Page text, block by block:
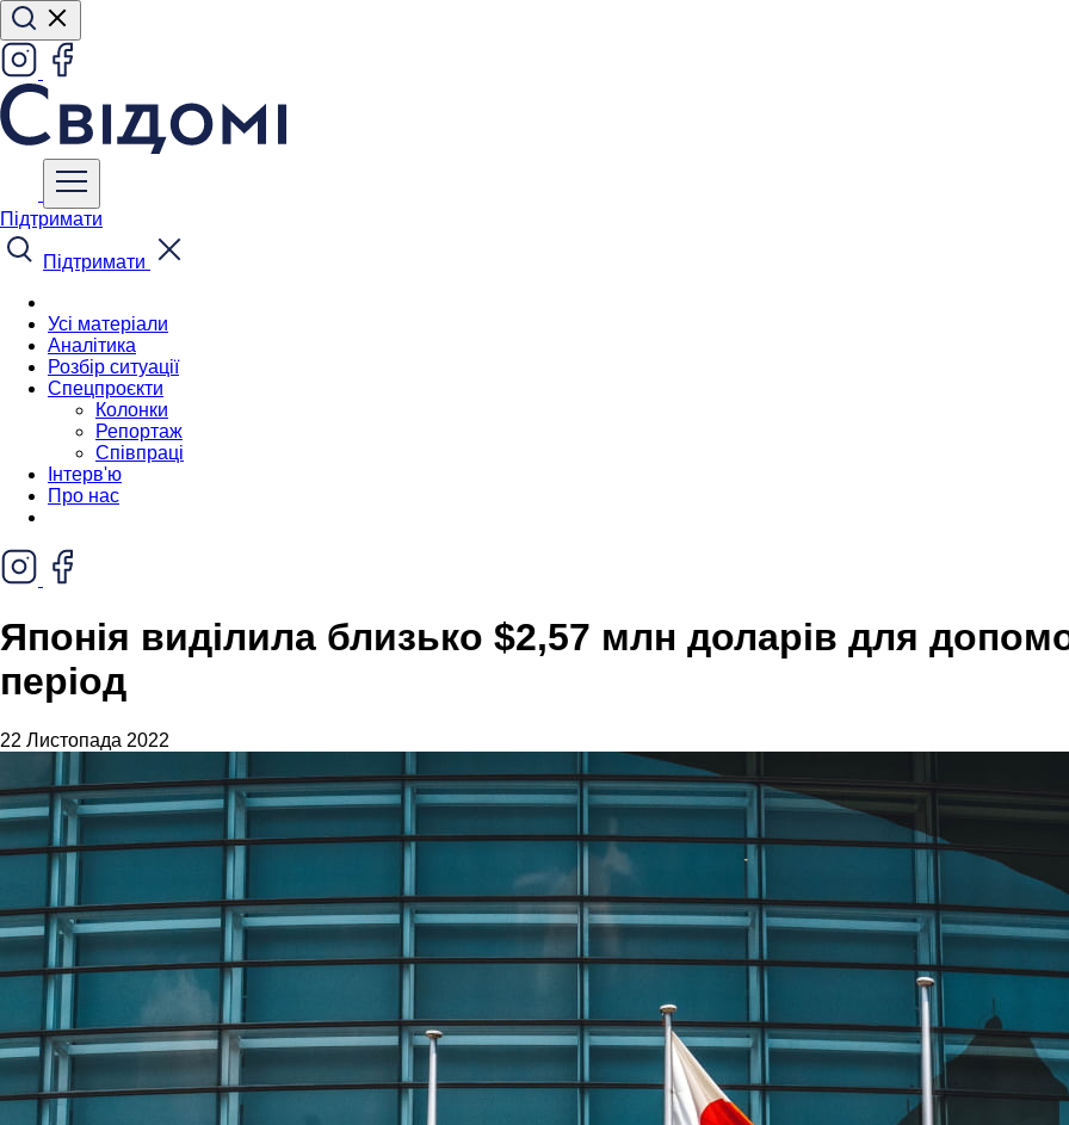
Підтримати
Підтримати
Усі матеріали
Аналітика
Розбір ситуації
Спецпроєкти
Колонки
Репортаж
Співпраці
Інтерв'ю
Про нас
Японія виділила близько $2,57 млн доларів для
період
22 Листопада 2022